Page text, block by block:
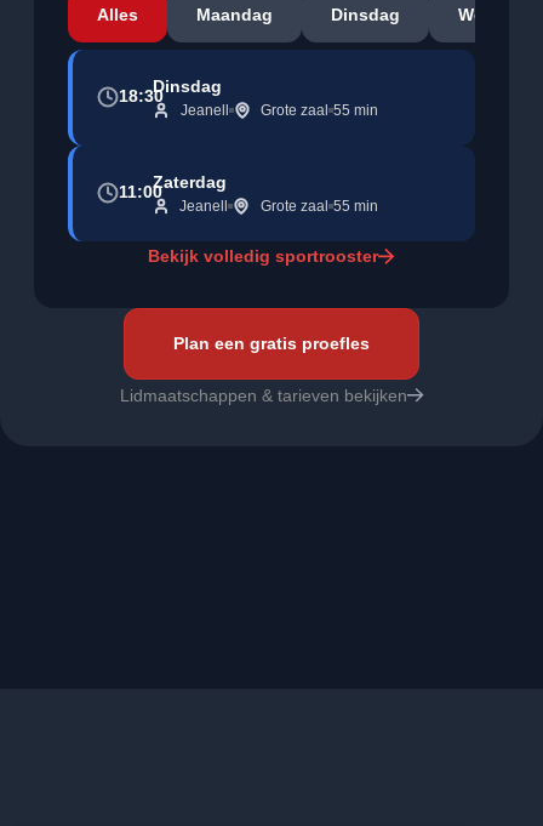
Alles Maandag Dinsdag
18:30Dinsdag
Jeanell Grote zaal 55 min
11:00Zaterdag
Jeanell Grote zaal 55 min
Bekijk volledig sportrooster
Plan een gratis proefles
Lidmaatschappen & tarieven bekijken